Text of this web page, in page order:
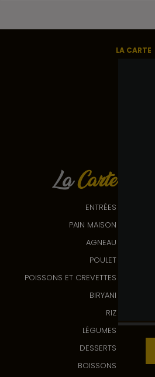
LA CARTE
LaCarte
ENTRÉES
PAIN MAISON
AGNEAU
POULET
POISSONS ET CREVETTES
BIRYANI
RIZ
LÉGUMES
DESSERTS
BOISSONS